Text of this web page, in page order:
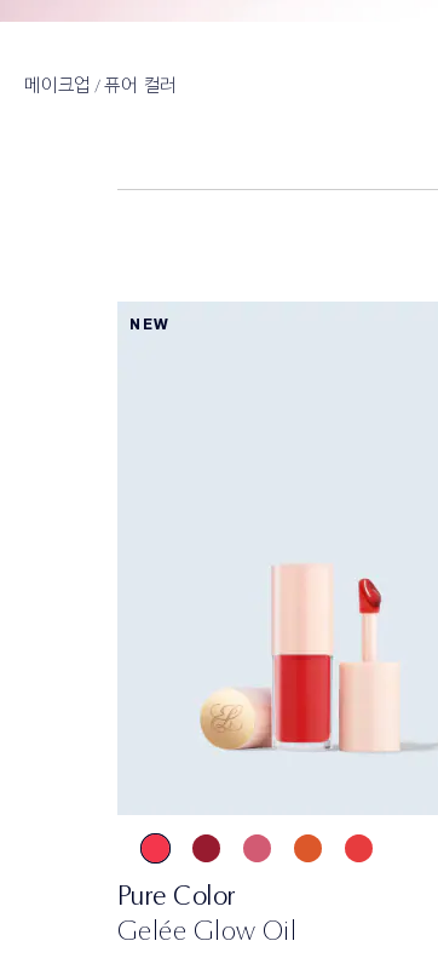
메이크업 퓨어 컬러
NEW
Pure Color
Gelée Glow Oil